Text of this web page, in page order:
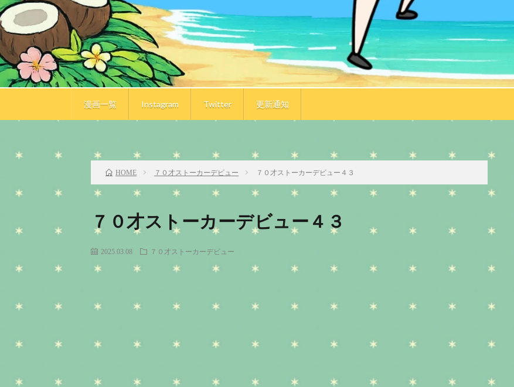
漫画一覧 Instagram Twitter
更新通知
前のお話
TOP 次のお話
HOME ７０才ストーカーデビュー ７０才ストーカーデビュー４３
７０才ストーカーデビュー４３
2025.03.08 ７０才ストーカーデビュー